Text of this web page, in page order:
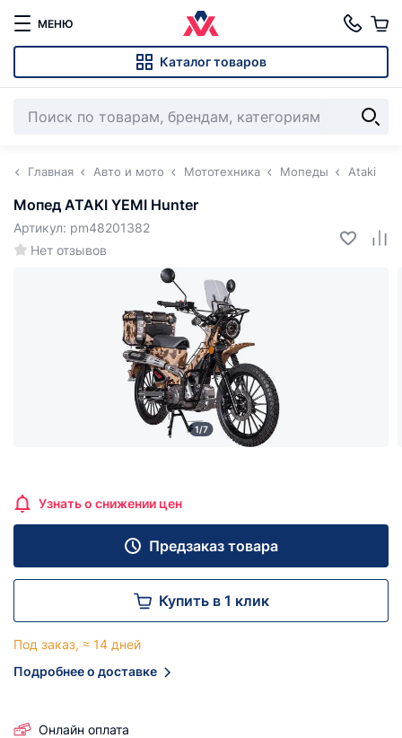
МЕНЮ
Каталог товаров
Главная Авто и мото Мототехника Мопеды Ataki
Мопед ATAKI YEMI Hunter
Нет отзывов
Артикул: pm48201382
1/7
Узнать о снижении цен
Предзаказ товара
Купить в 1 клик
Под заказ, ≈ 14 дней
Подробнее о доставке
Онлайн оплата